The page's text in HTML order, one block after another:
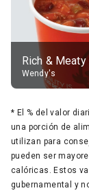
Wendy's
* El % del valor
una porción de
utilizan para
pueden ser
calóricas. Estos
gubernamental y